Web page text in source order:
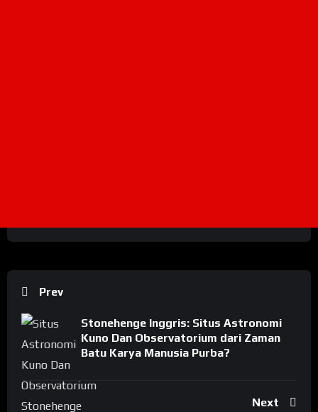
Prev
Stonehenge Inggris: Situs Astronomi
Kuno Dan Observatorium dari Zaman
Batu Karya Manusia Purba?
Next